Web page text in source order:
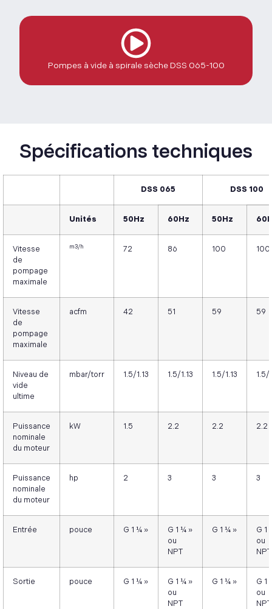
Pompes à vide à spirale sèche DSS 065-100
Spécifications techniques
DSS 065 DSS 100
Unités 50Hz 60Hz 50Hz
Vitesse
de
pompage
maximale
m3/h 72 86 100 100
Vitesse
de
pompage
maximale
acfm 42 51 59 59
Niveau de
vide
ultime
mbar/torr 1.5/1.13 1.5/1.13 1.5/1.13 1.5/
Puissance
nominale
du moteur
kW 1.5 2.2 2.2 2.2
Puissance
nominale
du moteur
hp 2 3 3 3
Entrée pouce G 1 ¼ »
G 1 ¼ »
ou
NPT
G 1 ¼ »
G 1
ou
NPT
Sortie pouce G 1 ¼ »
G 1 ¼ »
ou
NPT
G 1 ¼ »
G 1
ou
NPT